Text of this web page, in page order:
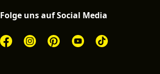
Folge uns auf Social Media